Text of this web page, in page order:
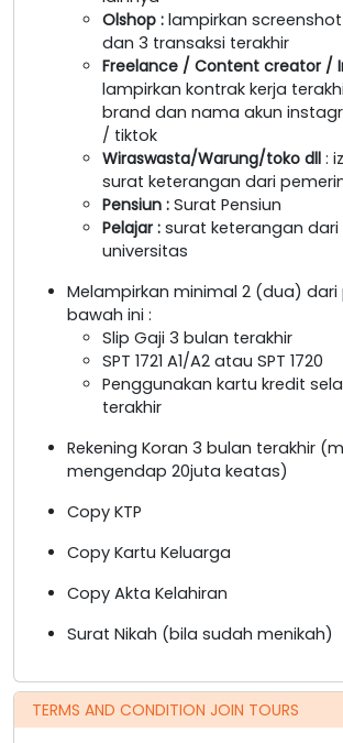
Olshop : lampirkan
dan 3 transaksi terakhir
Freelance / Content creator /
lampirkan kontrak kerja
brand dan nama akun
/ tiktok
Wiraswasta/Warung/toko dll :
surat keterangan dari
Pensiun : Surat Pensiun
Pelajar : surat keterangan dari
universitas
Melampirkan minimal 2 (dua) dari
bawah ini :
Slip Gaji 3 bulan terakhir
SPT 1721 A1/A2 atau SPT 1720
Penggunakan kartu kredit
terakhir
Rekening Koran 3 bulan terakhir
mengendap 20juta keatas)
Copy KTP
Copy Kartu Keluarga
Copy Akta Kelahiran
Surat Nikah (bila sudah menikah)
TERMS AND CONDITION JOIN TOURS